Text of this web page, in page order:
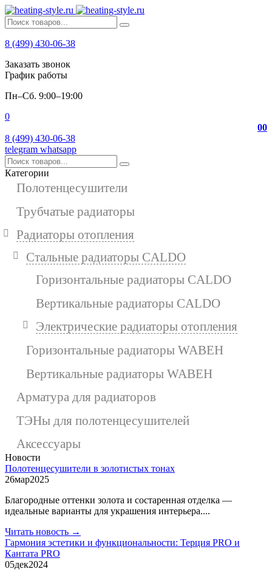
8 (499) 430-06-38
Заказать звонок
График работы
Пн–Сб. 9:00–19:00
0
00
8 (499) 430-06-38
telegram whatsapp
Категории
Полотенцесушители
Трубчатые радиаторы
Радиаторы отопления
Стальные радиаторы CALDO
Горизонтальные радиаторы CALDO
Вертикальные радиаторы CALDO
Электрические радиаторы отопления
Горизонтальные радиаторы WABEH
Вертикальные радиаторы WABEH
Арматура для радиаторов
ТЭНы для полотенцесушителей
Аксессуары
Новости
Полотенцесушители в золотистых тонах
26мар2025
Благородные оттенки золота и состаренная отделка —
идеальные варианты для украшения интерьера....
Читать новость →
Гармония эстетики и функциональности: Терция PRO и
Кантата PRO
05дек2024